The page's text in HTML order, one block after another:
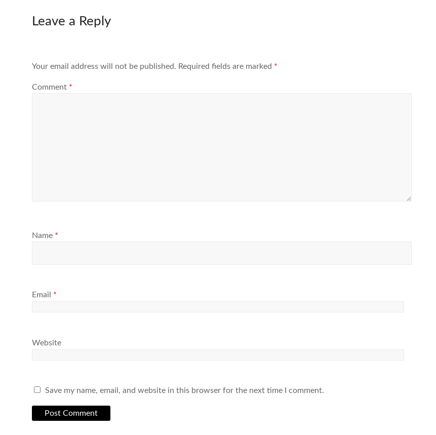
Leave a Reply
Your email address will not be published. Required fields are marked *
Comment *
Name *
Email *
Website
Save my name, email, and website in this browser for the next time I comment.